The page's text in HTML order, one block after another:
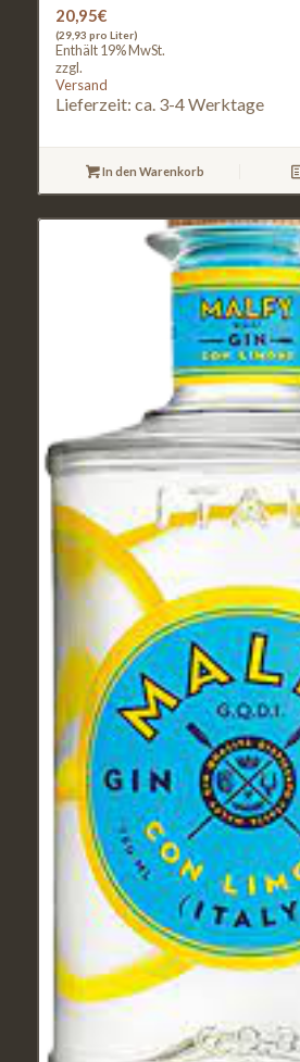
20,95€
(29,93 pro Liter)
Enthält 19% MwSt.
zzgl.
Versand
Lieferzeit: ca. 3-4 Werktage
In den Warenkorb